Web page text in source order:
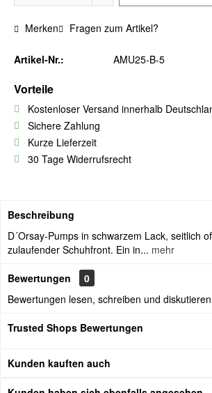
Merken Fragen zum Artikel?
Artikel-Nr.: AMU25-B-5
Vorteile
Kostenloser Versand innerhalb
Sichere Zahlung
Kurze Lieferzeit
30 Tage Widerrufsrecht
Beschreibung
D´Orsay-Pumps in schwarzem Lack, seitlich
zulaufender Schuhfront. Ein in... mehr
Bewertungen
0
Bewertungen lesen, schreiben und
Trusted Shops Bewertungen
Kunden kauften auch